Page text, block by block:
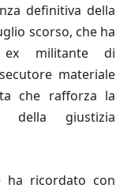
definitiva della
scorso, che ha
ex militante di
materiale
che rafforza la
della giustizia
ha ricordato con